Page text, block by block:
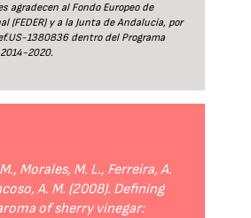
agradecen al Fondo Europeo de
(FEDER) y a la Junta de Andalucía, por
1380836 dentro del Programa
2014-2020.
Morales, M. L., Ferreira, A.
A. M. (2008). Defining
of sherry vinegar: